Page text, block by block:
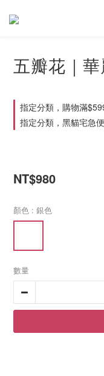
五瓣花｜
指定分類，購物滿
指定分類，黑貓宅急
NT$980
顏色 : 銀色
數量